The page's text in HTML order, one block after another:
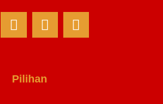
Pilihan